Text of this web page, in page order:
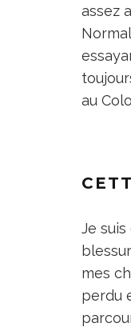
assez
au
Je
mes
perdu